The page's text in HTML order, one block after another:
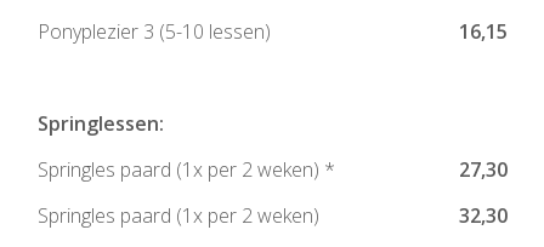
Ponyplezier 3 (5-10 lessen)
16,15
Springlessen:
Springles paard (1x per 2 weken) *
27,30
Springles paard (1x per 2 weken)
32,30